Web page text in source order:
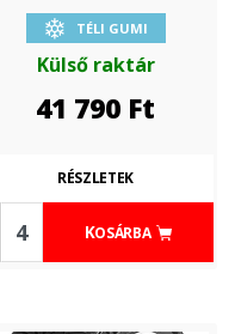
TÉLI GUMI
Külső raktár
41 790 Ft
KOSÁRBA
RÉSZLETEK